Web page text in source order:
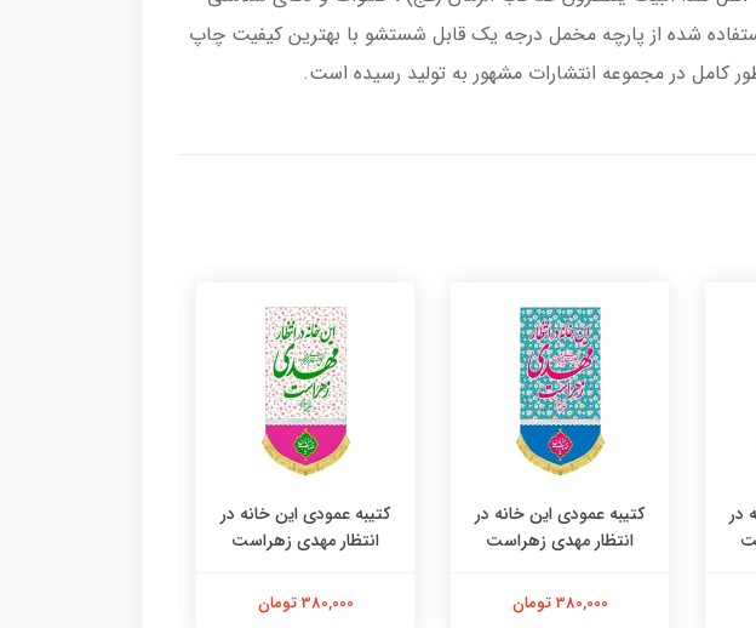
شده از پارچه مخمل درجه یک قابل شستشو با بهترین کیفیت چاپ
کامل در مجموعه انتشارات مشهور به تولید رسیده است.
در
کتیبه عمودی این خانه در
انتظار مهدی زهراست
380,000 تومان
کتیبه عمودی این خانه در
انتظار مهدی زهراست
380,000 تومان